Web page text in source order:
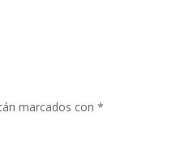
marcados con*